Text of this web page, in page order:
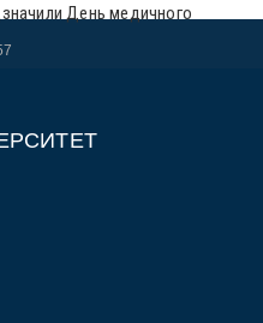
День медичного